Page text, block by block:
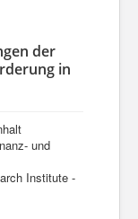
der
in
und
Institute -